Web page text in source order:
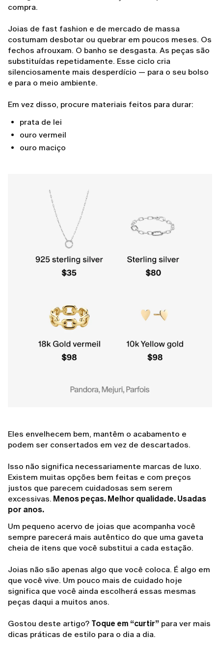
compra.
Joias de fast fashion e de mercado de massa
costumam desbotar ou quebrar em poucos meses. Os
fechos afrouxam. O banho se desgasta. As peças são
substituídas repetidamente. Esse ciclo cria
silenciosamente mais desperdício — para o seu bolso
e para o meio ambiente.
Em vez disso, procure materiais feitos para durar:
prata de lei
ouro vermeil
ouro maciço
Eles envelhecem bem, mantêm o acabamento e
podem ser consertados em vez de descartados.
Isso não significa necessariamente marcas de luxo.
Existem muitas opções bem feitas e com preços
justos que parecem cuidadosas sem serem
excessivas. Menos peças. Melhor qualidade. Usadas
por anos.
Um pequeno acervo de joias que acompanha você
sempre parecerá mais autêntico do que uma gaveta
cheia de itens que você substitui a cada estação.
Joias não são apenas algo que você coloca. É algo em
que você vive. Um pouco mais de cuidado hoje
significa que você ainda escolherá essas mesmas
peças daqui a muitos anos.
Gostou deste artigo? Toque em “curtir” para ver mais
dicas práticas de estilo para o dia a dia.